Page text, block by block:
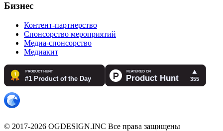
Бизнес
Контент-партнерство
Спонсорство мероприятий
Медиа-спонсорство
Медиакит
© 2017-2026 OGDESIGN.INC Все права защищены